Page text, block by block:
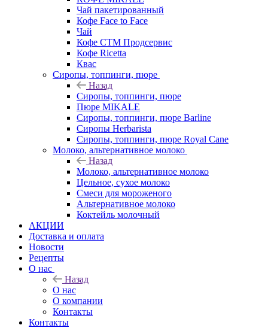
Чай пакетированный
Кофе Face to Face
Чай
Кофе СТМ Продсервис
Кофе Ricetta
Квас
Сиропы, топпинги, пюре
Назад
Сиропы, топпинги, пюре
Пюре MIKALE
Сиропы, топпинги, пюре Barline
Сиропы Herbarista
Сиропы, топпинги, пюре Royal Cane
Молоко, альтернативное молоко
Назад
Молоко, альтернативное молоко
Цельное, сухое молоко
Смеси для мороженого
Альтернативное молоко
Коктейль молочный
АКЦИИ
Доставка и оплата
Новости
Рецепты
О нас
Назад
О нас
О компании
Контакты
Контакты